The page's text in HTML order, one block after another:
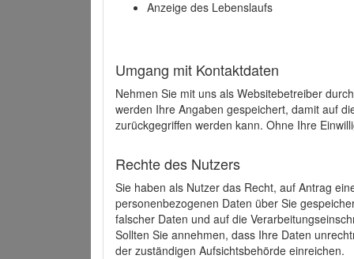
Anzeige des Lebenslaufs
Umgang mit Kontaktdaten
Nehmen Sie mit uns als Websitebetreiber
werden Ihre Angaben gespeichert, damit auf
zurückgegriffen werden kann. Ohne Ihre
Rechte des Nutzers
Sie haben als Nutzer das Recht, auf Antrag
personenbezogenen Daten über Sie
falscher Daten und auf die
Sollten Sie annehmen, dass Ihre Daten
der zuständigen Aufsichtsbehörde einreichen.